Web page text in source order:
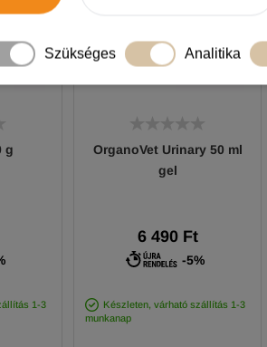
Szükséges Analitika
g
1-3
OrganoVet Urinary 50 ml
gel
6 490 Ft
-5%
Készleten, várható szállítás 1-3
munkanap